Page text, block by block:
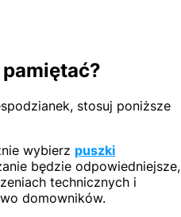
stosuj poniższe
wybierz puszki
będzie odpowiedniejsze,
technicznych i
domowników.